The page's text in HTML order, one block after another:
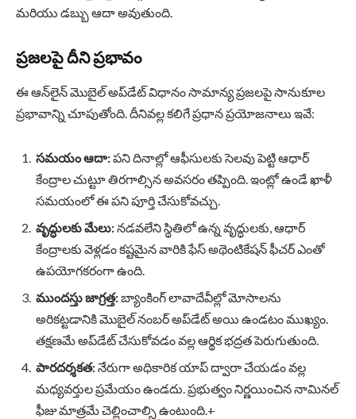
మరియు డబ్బు ఆదా అవుతుంది.
ప్రజలపై దీని ప్రభావం
ఈ ఆన్‌లైన్ మొబైల్ అప్‌డేట్ విధానం సామాన్య ప్రజలపై సానుకూల
ప్రభావాన్ని చూపుతోంది. దీనివల్ల కలిగే ప్రధాన ప్రయోజనాలు ఇవే:
సమయం ఆదా:పని దినాల్లో ఆఫీసులకు సెలవు పెట్టి ఆధార్
కేంద్రాల చుట్టూ తిరగాల్సిన అవసరం తప్పింది. ఇంట్లో ఉండే ఖాళీ
సమయంలో ఈ పని పూర్తి చేసుకోవచ్చు.
వృద్ధులకు మేలు:నడవలేని స్థితిలో ఉన్న వృద్ధులకు, ఆధార్
కేంద్రాలకు వెళ్లడం కష్టమైన వారికి ఫేస్ అథెంటికేషన్ ఫీచర్ ఎంతో
ఉపయోగకరంగా ఉంది.
ముందస్తు జాగ్రత్త:బ్యాంకింగ్ లావాదేవీల్లో మోసాలను
అరికట్టడానికి మొబైల్ నంబర్ అప్‌డేట్ అయి ఉండటం ముఖ్యం.
తక్షణమే అప్‌డేట్ చేసుకోవడం వల్ల ఆర్థిక భద్రత పెరుగుతుంది.
పారదర్శకత:నేరుగా అధికారిక యాప్ ద్వారా చేయడం వల్ల
మధ్యవర్తుల ప్రమేయం ఉండదు. ప్రభుత్వం నిర్ణయించిన నామినల్
ఫీజు మాత్రమే చెల్లించాల్సి ఉంటుంది.+